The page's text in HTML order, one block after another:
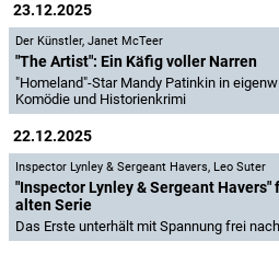
23.12.2025
Der Künstler, Janet McTeer
"The Artist": Ein Käfig voller Narren
"Homeland"-Star Mandy Patinkin in
Komödie und Historienkrimi
22.12.2025
Inspector Lynley & Sergeant Havers, Leo Suter
"Inspector Lynley & Sergeant
alten Serie
Das Erste unterhält mit Spannung frei